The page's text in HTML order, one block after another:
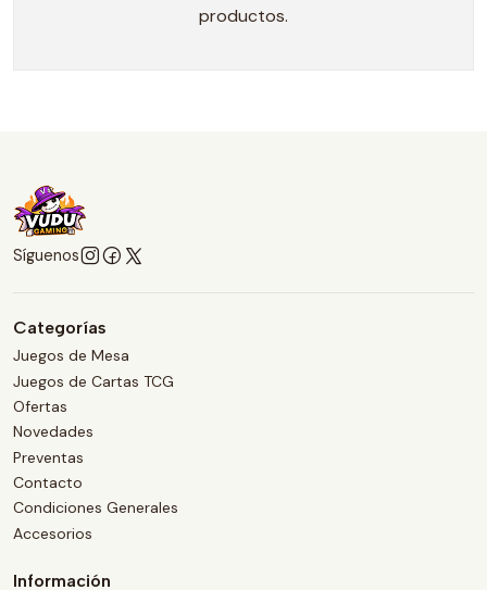
productos.
Síguenos
Categorías
Juegos de Mesa
Juegos de Cartas TCG
Ofertas
Novedades
Preventas
Contacto
Condiciones Generales
Accesorios
Información